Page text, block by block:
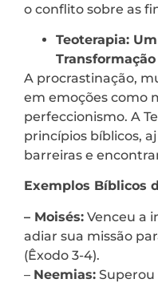
o conflito sobre as
Teoterapia:
A procrastinação,
em emoções como
perfeccionismo. A
princípios bíblicos,
barreiras e
Exemplos Bíblicos
– Moisés: Venceu a
adiar sua missão
(Êxodo 3-4).
– Neemias: Superou